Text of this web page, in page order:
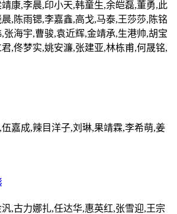
康,李晨,印小天,韩童生,余皑磊,董勇,此
,陈雨锶,李嘉鑫,高戈,马泰,王莎莎,陈铭
张海宇,曹骏,袁近辉,金靖承,生港帅,胡宝
,佟梦实,姚安濂,张建亚,林栋甫,何晟铭,
嘉成,辣目洋子,刘琳,果靖霖,李希萌,姜
,古力娜扎,任达华,惠英红,张雪迎,王宗